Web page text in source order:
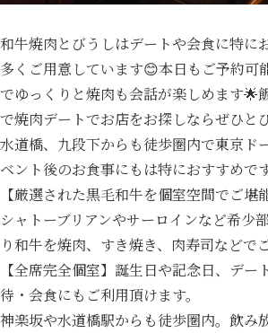
和牛焼肉とびうしはデートや会食に特に
多くご用意しています😊本日もご予約可
でゆっくりと焼肉も会話が楽しめます🌟
で焼肉デートでお店をお探しならぜひと
水道橋、九段下からも徒歩圏内で東京ド
ベント後のお食事にもは特におすすめで
【厳選された黒毛和牛を個室空間でご堪
シャトーブリアンやサーロインなど希少
り和牛を焼肉、すき焼き、肉寿司などで
【全席完全個室】誕生日や記念日、デー
待・会食にもご利用頂けます。
神楽坂や水道橋駅からも徒歩圏内。飲み